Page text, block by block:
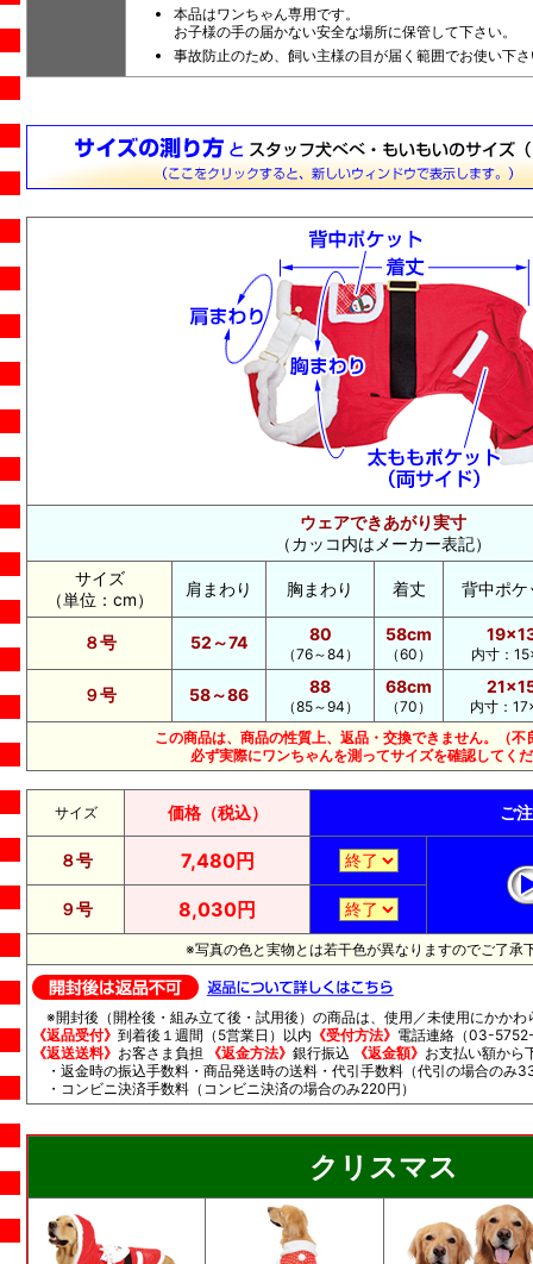
本品はワンちゃん専用です。
お子様の手の届かない安全な場所に保管して下さい。
事故防止のため、飼い主様の目が届く範囲でお使い下
ウェアできあがり実寸
（カッコ内はメーカー表記）
サイズ
（単位：cm）
肩まわり 胸まわり 着丈 背中ポケ
８号 52～74 80
（76～84）
58cm
（60） 内寸：
９号 58～86 88
（85～94）
68cm
（70）
内寸：
この商品は、商品の性質上、返品・交換できません。（不
必ず実際にワンちゃんを測ってサイズを確認してく
サイズ 価格（税込） ご
８号 7,480円
９号 8,030円
※写真の色と実物とは若干色が異なりますのでご了承
※開封後（開栓後・組み立て後・試用後）の商品は、使用／未使用にかかわ
《返品受付》 到着後１週間（5営業日）以内 《受付方法》 電話連絡（03-
《返送送料》 お客さま負担 《返金方法》 銀行振込 《返金額》 お支払い額から
・返金時の振込手数料・商品発送時の送料・代引手数料（代引の場合のみ
・コンビニ決済手数料（コンビニ決済の場合のみ220円）
クリスマス